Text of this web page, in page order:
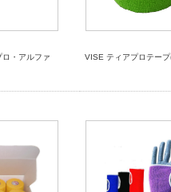
ロ・アルファ VISE ティアプロテー